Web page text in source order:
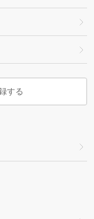
する